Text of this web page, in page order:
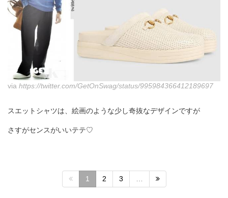
via https://twitter.com/GetOnSwag/status/995984366412189697
スエットシャツは、絵画のような少し奇抜なデザインですが
さすがセンスがいいテテ♡
1 2 3 …